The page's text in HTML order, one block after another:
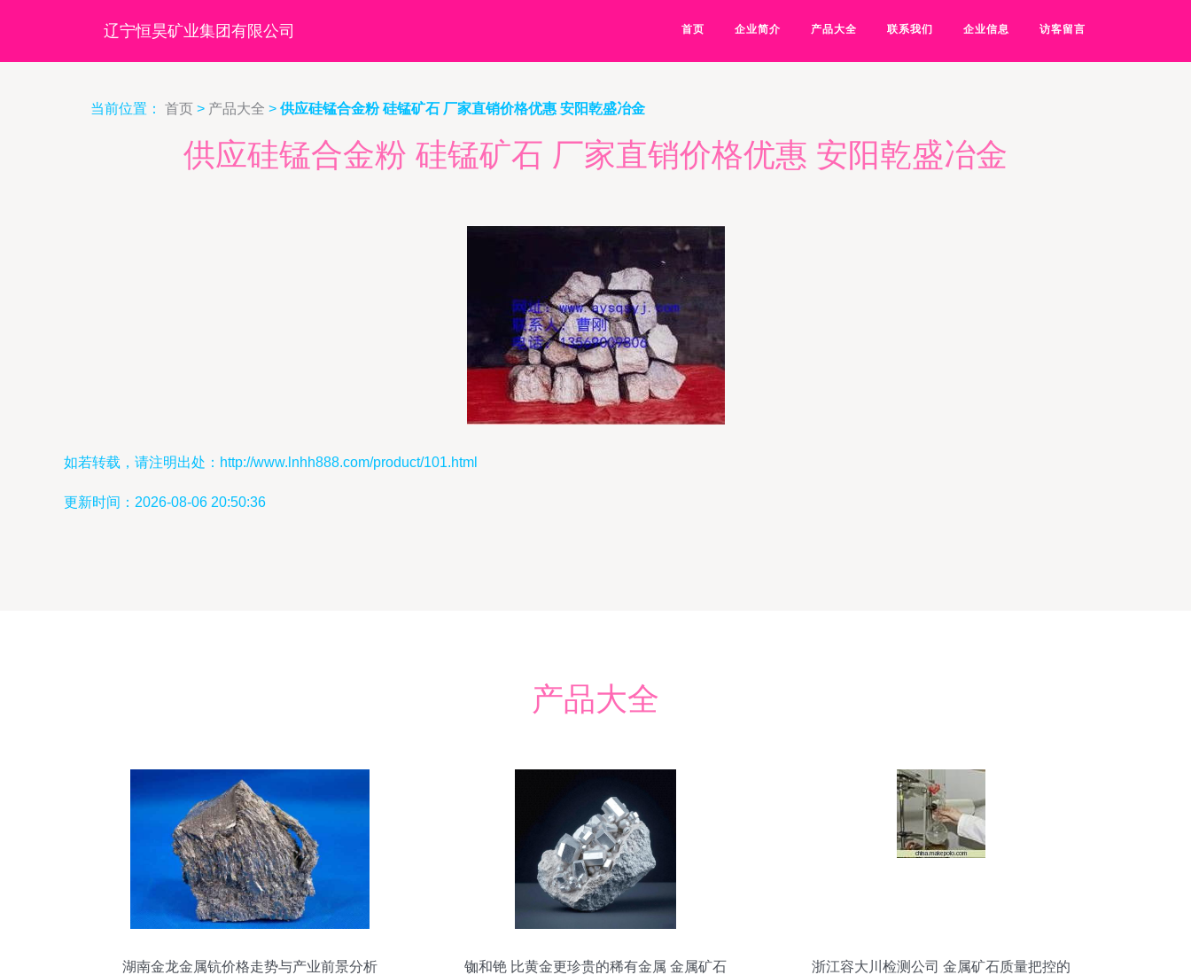
辽宁恒昊矿业集团有限公司 首页 企业简介 产品大全 联系我们 企业信息 访客留言
当前位置： 首页 > 产品大全 > 供应硅锰合金粉 硅锰矿石 厂家直销价格优惠 安阳乾盛冶金
供应硅锰合金粉 硅锰矿石 厂家直销价格优惠 安阳乾盛冶金
如若转载，请注明出处：http://www.lnhh888.com/product/101.html
更新时间：2026-08-06 20:50:36
产品大全
湖南金龙金属钪价格走势与产业前景分析 铷和铯 比黄金更珍贵的稀有金属 金属矿石
浙江容大川检测公司 金属矿石质量把控的